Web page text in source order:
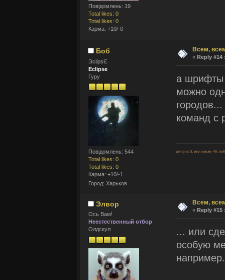
Повідомлень: 19
Total likes: 0
Total likes: 0
Карма: +10/-0
Боб
ЭclipsЄ
Eclipse
Гуру
Повідомлень: 544
Total likes: 0
Total likes: 0
Карма: +10/-1
Город: Харьков
Всем,
« Reply #14
а шрифты
можно
городов...
команд с
авторок: 5, игр в поле: 49,
Элвор
Ось Вам!
Неестественный отбор
Олдскул
Всем,
« Reply #15
... или
особую